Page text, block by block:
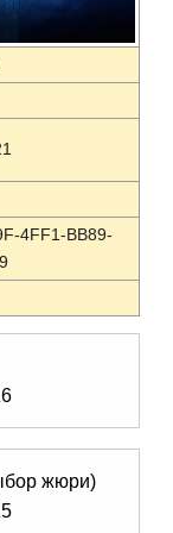
4FF1-BB89-
жюри)